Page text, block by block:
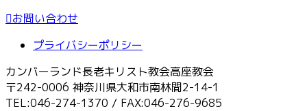
お問い合わせ
プライバシーポリシー
カンバーランド長老キリスト教会高座教会
〒242-0006 神奈川県大和市南林間2-14-1
TEL:046-274-1370 / FAX:046-276-9685